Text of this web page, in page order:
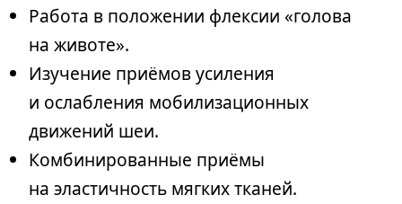
Работа в положении флексии «голова
на животе».
Изучение приёмов усиления
и ослабления мобилизационных
движений шеи.
Комбинированные приёмы
на эластичность мягких тканей.